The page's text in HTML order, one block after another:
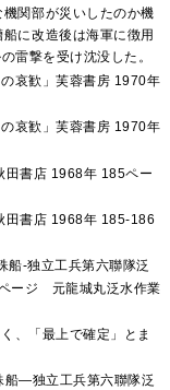
関部が災いしたのか機
に改造後は海軍に徴用
雷撃を受け沈没した。
哀歓」芙蓉書房 1970年
哀歓」芙蓉書房 1970年
田書店 1968年 185ペー
田書店 1968年 185-186
船-独立工兵第六聯隊泛
ージ 元龍城丸泛水作業
、「最上で確定」とま
船―独立工兵第六聯隊泛